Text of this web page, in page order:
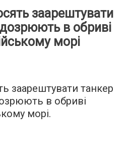
заарештувати
в обриві
морі
заарештувати танкер
в обриві
морі.